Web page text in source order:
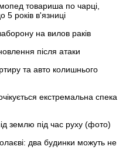
товариша по чарці,
5 років в'язниці
на вилов раків
після атаки
та авто колишнього
екстремальна спека
землю під час руху (фото)
два будинки можуть не